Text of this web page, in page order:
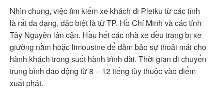
Nhìn chung, việc tìm kiếm xe khách đi Pleiku từ các tỉnh
là rất đa dạng, đặc biệt là từ TP. Hồ Chí Minh và các tỉnh
Tây Nguyên lân cận. Hầu hết các nhà xe đều trang bị xe
giường nằm hoặc limousine để đảm bảo sự thoải mái cho
hành khách trong suốt hành trình dài. Thời gian di chuyển
trung bình dao động từ 8 – 12 tiếng tùy thuộc vào điểm
xuất phát.